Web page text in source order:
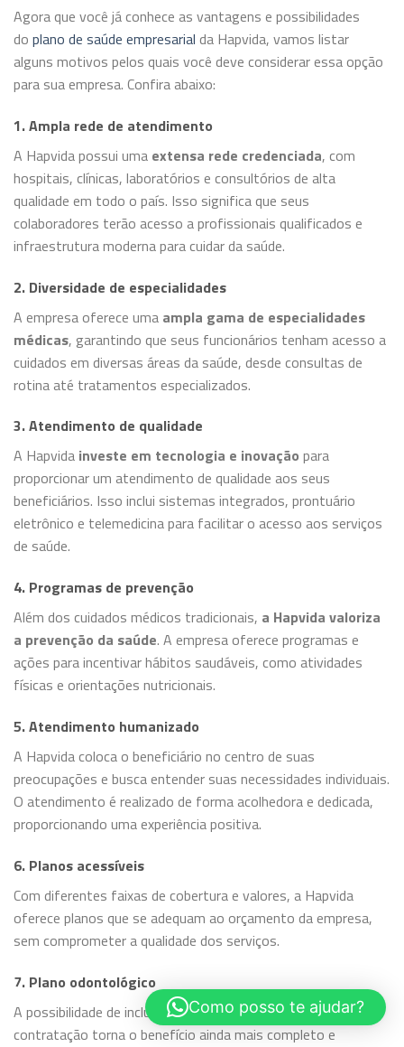
Agora que você já conhece as vantagens e possibilidades
do plano de saúde empresarial da Hapvida, vamos listar
alguns motivos pelos quais você deve considerar essa opção
para sua empresa. Confira abaixo:
1. Ampla rede de atendimento
A Hapvida possui uma extensa rede credenciada, com
hospitais, clínicas, laboratórios e consultórios de alta
qualidade em todo o país. Isso significa que seus
colaboradores terão acesso a profissionais qualificados e
infraestrutura moderna para cuidar da saúde.
2. Diversidade de especialidades
A empresa oferece uma ampla gama de especialidades
médicas, garantindo que seus funcionários tenham acesso a
cuidados em diversas áreas da saúde, desde consultas de
rotina até tratamentos especializados.
3. Atendimento de qualidade
A Hapvida investe em tecnologia e inovação para
proporcionar um atendimento de qualidade aos seus
beneficiários. Isso inclui sistemas integrados, prontuário
eletrônico e telemedicina para facilitar o acesso aos serviços
de saúde.
4. Programas de prevenção
Além dos cuidados médicos tradicionais, a Hapvida valoriza
a prevenção da saúde. A empresa oferece programas e
ações para incentivar hábitos saudáveis, como atividades
físicas e orientações nutricionais.
5. Atendimento humanizado
A Hapvida coloca o beneficiário no centro de suas
preocupações e busca entender suas necessidades individuais.
O atendimento é realizado de forma acolhedora e dedicada,
proporcionando uma experiência positiva.
6. Planos acessíveis
Com diferentes faixas de cobertura e valores, a Hapvida
oferece planos que se adequam ao orçamento da empresa,
sem comprometer a qualidade dos serviços.
7. Plano odontológico
A possibilidade de incluir o plano odontológico na mesma
contratação torna o benefício ainda mais completo e
Como posso te ajudar?